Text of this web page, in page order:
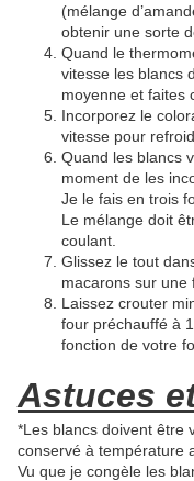
(mélange
obtenir une sorte
Quand le
vitesse les blancs
moyenne et faites
Incorporez le
vitesse pour
Quand les blancs
moment de les
Je le fais en trois
Le mélange doit
coulant.
Glissez le tout
macarons sur une
Laissez crouter
four préchauffé à
fonction de votre
Astuces
*Les blancs doivent être
conservé à température
Vu que je congèle les